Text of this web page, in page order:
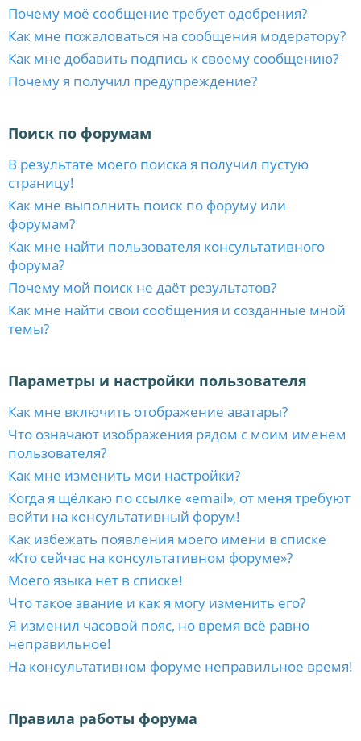
Почему моё сообщение требует одобрения?
Как мне пожаловаться на сообщения модератору?
Как мне добавить подпись к своему сообщению?
Почему я получил предупреждение?
Поиск по форумам
В результате моего поиска я получил пустую
страницу!
Как мне выполнить поиск по форуму или
форумам?
Как мне найти пользователя консультативного
форума?
Почему мой поиск не даёт результатов?
Как мне найти свои сообщения и созданные мной
темы?
Параметры и настройки пользователя
Как мне включить отображение аватары?
Что означают изображения рядом с моим именем
пользователя?
Как мне изменить мои настройки?
Когда я щёлкаю по ссылке «email», от меня требуют
войти на консультативный форум!
Как избежать появления моего имени в списке
«Кто сейчас на консультативном форуме»?
Моего языка нет в списке!
Что такое звание и как я могу изменить его?
Я изменил часовой пояс, но время всё равно
неправильное!
На консультативном форуме неправильное время!
Правила работы форума